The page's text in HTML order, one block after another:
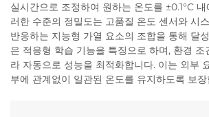
실시간으로 조정하여 원하는 온도를 ±0.1°C
러한 수준의 정밀도는 고품질 온도 센서와 시
반응하는 지능형 가열 요소의 조합을 통해 달
은 적응형 학습 기능을 특징으로 하며, 환경
라 자동으로 성능을 최적화합니다. 이는 외부
부에 관계없이 일관된 온도를 유지하도록 보장